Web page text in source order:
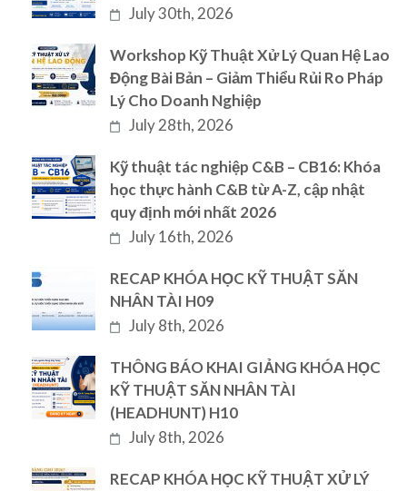
July 30th, 2026
Workshop Kỹ Thuật Xử Lý Quan Hệ Lao
Động Bài Bản – Giảm Thiểu Rủi Ro Pháp
Lý Cho Doanh Nghiệp
July 28th, 2026
Kỹ thuật tác nghiệp C&B – CB16: Khóa
học thực hành C&B từ A-Z, cập nhật
quy định mới nhất 2026
July 16th, 2026
RECAP KHÓA HỌC KỸ THUẬT SĂN
NHÂN TÀI H09
July 8th, 2026
THÔNG BÁO KHAI GIẢNG KHÓA HỌC
KỸ THUẬT SĂN NHÂN TÀI
(HEADHUNT) H10
July 8th, 2026
RECAP KHÓA HỌC KỸ THUẬT XỬ LÝ